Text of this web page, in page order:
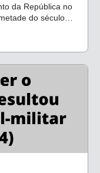
da República no
do século